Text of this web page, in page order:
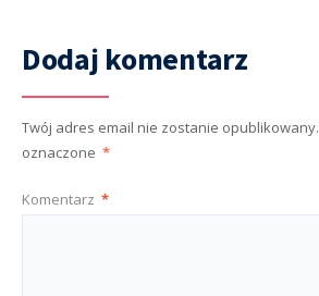
Dodaj komentarz
Twój adres email nie zostanie opublikowany.
oznaczone *
Komentarz *